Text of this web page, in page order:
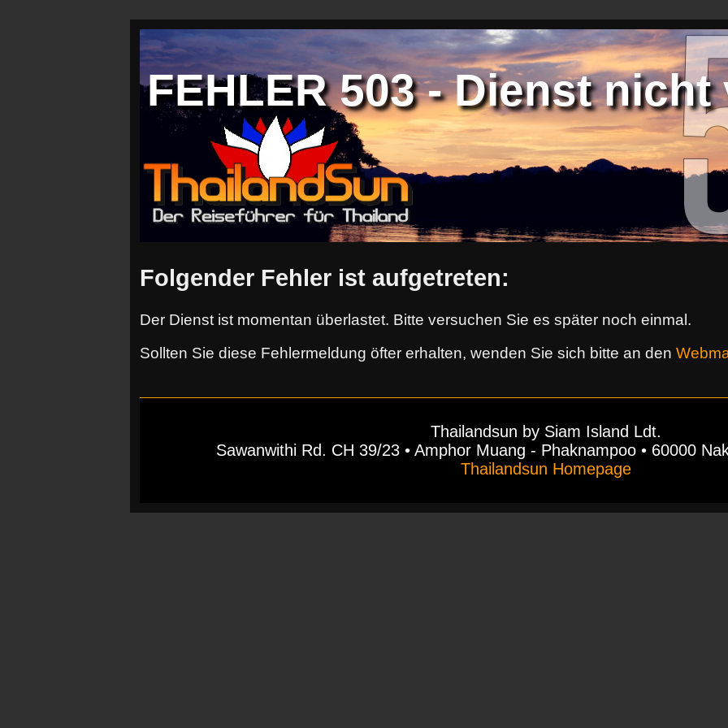
FEHLER 503 - Dienst
Folgender Fehler ist aufgetreten:
Der Dienst ist momentan überlastet. Bitte versuchen Sie es später noch einmal.
Sollten Sie diese Fehlermeldung öfter erhalten, wenden Sie sich bitte an den
Thailandsun by Siam Island Ldt.
Sawanwithi Rd. CH 39/23 • Amphor Muang - Phaknampoo • 60000
Thailandsun Homepage